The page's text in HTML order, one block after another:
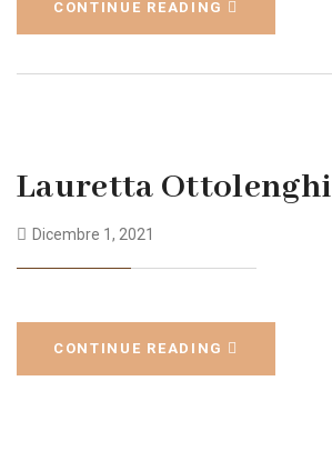
CONTINUE READING
Lauretta Ottolenghi
Dicembre 1, 2021
CONTINUE READING